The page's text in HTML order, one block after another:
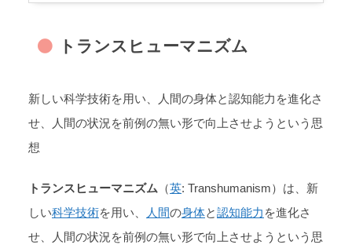
トランスヒューマニズム
新しい科学技術を用い、人間の身体と認知能力を進化さ
せ、人間の状況を前例の無い形で向上させようという思
想
トランスヒューマニズム （英: Transhumanism）は、新
しい科学技術を用い、 人間の身体と認知能力 を進化さ
せ、人間の状況を前例の無い形で向上させようという思